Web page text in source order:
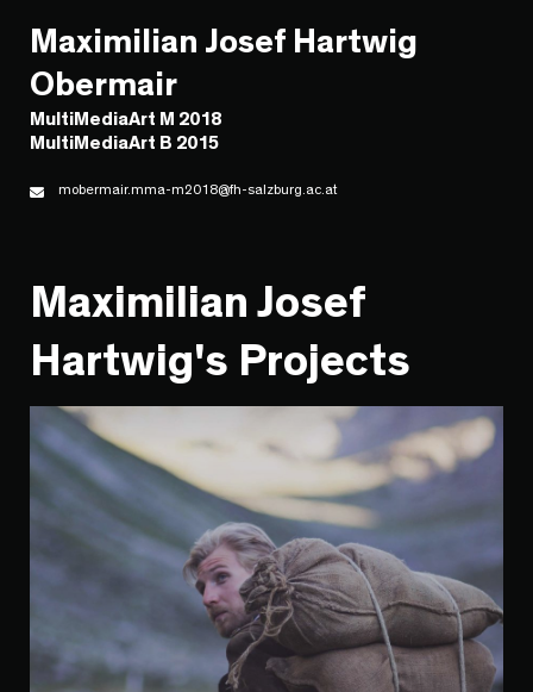
Maximilian Josef Hartwig
Obermair
MultiMediaArt M 2018
MultiMediaArt B 2015
mobermair.mma-m2018@fh-salzburg.ac.at
Maximilian Josef
Hartwig's Projects